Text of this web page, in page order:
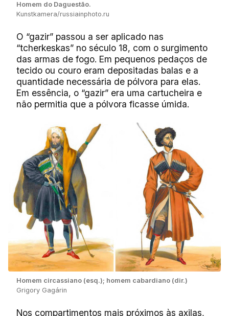
Homem do Daguestão.
Kunstkamera/russiainphoto.ru
O “gazir” passou a ser aplicado nas
“tcherkeskas” no século 18, com o surgimento
das armas de fogo. Em pequenos pedaços de
tecido ou couro eram depositadas balas e a
quantidade necessária de pólvora para elas.
Em essência, o “gazir” era uma cartucheira e
não permitia que a pólvora ficasse úmida.
Homem circassiano (esq.); homem cabardiano (dir.)
Grigory Gagárin
Nos compartimentos mais próximos às axilas,